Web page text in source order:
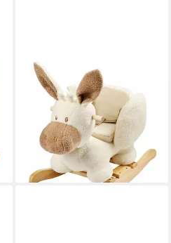
NATTOU
Schaukeltier Esel - Ecru, ab
10 Monaten inkl.
Sicherheitsgurt
114,99 €
lieferbar - in 3-4 Werktagen bei dir